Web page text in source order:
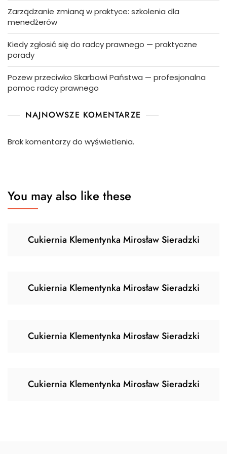
Zarządzanie zmianą w praktyce: szkolenia dla
menedżerów
Kiedy zgłosić się do radcy prawnego — praktyczne
porady
Pozew przeciwko Skarbowi Państwa — profesjonalna
pomoc radcy prawnego
NAJNOWSZE KOMENTARZE
Brak komentarzy do wyświetlenia.
You may also like these
Cukiernia Klementynka Mirosław Sieradzki
Cukiernia Klementynka Mirosław Sieradzki
Cukiernia Klementynka Mirosław Sieradzki
Cukiernia Klementynka Mirosław Sieradzki